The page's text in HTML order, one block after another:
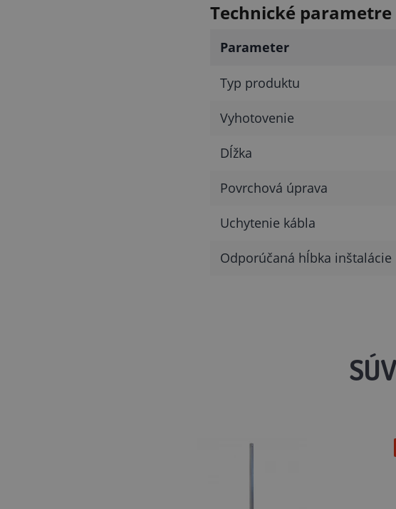
Technické parametre
Parameter
Typ produktu
Vyhotovenie
Dĺžka
Povrchová úprava
Uchytenie kábla
Odporúčaná hĺbka inštalácie